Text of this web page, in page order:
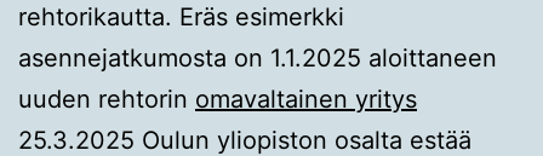
rehtorikautta. Eräs esimerkki
asennejatkumosta on 1.1.2025 aloittaneen
uuden rehtorin omavaltainen yritys
25.3.2025 Oulun yliopiston osalta estää